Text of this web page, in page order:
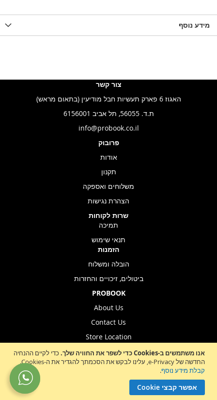
אנו משתמשים ב-Cookies כדי לשפר את החוויה שלך.
כדי לקיים ההנחיה
החדשה של e-Privacy, עלינו לבקש את הסכמתך להגדיר את ה-Cookies.
קבלת מידע נוסף.
אפשר קבצי Cookie
מידע נוסף
Sign
Up
הרשמה לניוזלטר
צור קשר
האגוז 6 פארק תעשיות חבל מודיעין (בתאום מראש)
ת.ד. 56055, תל אביב 6156001
info@probook.co.il
פרובוק
אודות
תקנון
משלוחים ואספקה
הצהרת נגישות
שרות לקוחות
תמיכה
תנאי שימוש
הזמנות
הובלה ומשלוח
ביטולים, זיכויים והחזרות
PROBOOK
About Us
Contact Us
Store Location